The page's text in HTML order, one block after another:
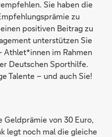
Sie haben die
zu
positiven Beitrag zu
unterstützen Sie
Athlet*innen im Rahmen
Deutschen Sporthilfe.
Talente – und auch Sie!
Geldprämie von 30 Euro,
legt noch mal die gleiche